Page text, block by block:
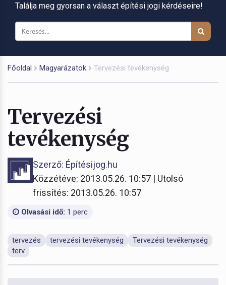
Találja meg gyorsan a választ építési jogi kérdéseire!
Főoldal Magyarázatok Tervezési tevékenység
Tervezési
tevékenység
Szerző: Építésijog.hu
Közzétéve: 2013.05.26. 10:57 | Utolsó
frissítés: 2013.05.26. 10:57
Olvasási idő: 1 perc
tervezés tervezési tevékenység
Tervezési tevékenység
terv